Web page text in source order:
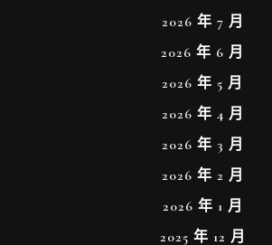
2026 年 7 月
2026 年 6 月
2026 年 5 月
2026 年 4 月
2026 年 3 月
2026 年 2 月
2026 年 1 月
2025 年 12 月